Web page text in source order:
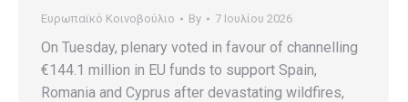
Ευρωπαϊκό Κοινοβούλιο By 7 Ιουλίου 2026
On Tuesday, plenary voted in favour of channelling
€144.1 million in EU funds to support Spain,
Romania and Cyprus after devastating wildfires,